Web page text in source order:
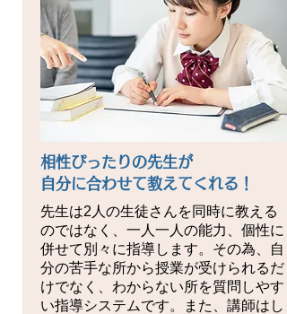
相性ぴったりの先生が
自分に合わせて教えてくれる！
先生は2人の生徒さんを同時に教える
のではなく、一人一人の能力、個性に
併せて別々に指導します。その為、自
分の苦手な所から授業が受けられるだ
けでなく、わからない所を質問しやす
い指導システムです。また、講師はし